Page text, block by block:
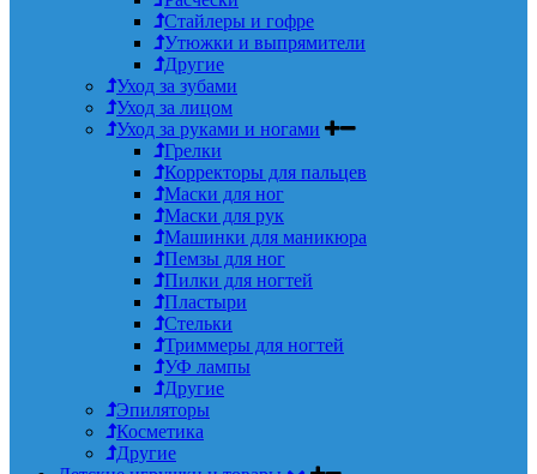
Стайлеры и гофре
Утюжки и выпрямители
Другие
Уход за зубами
Уход за лицом
Уход за руками и ногами
Грелки
Корректоры для пальцев
Маски для ног
Маски для рук
Машинки для маникюра
Пемзы для ног
Пилки для ногтей
Пластыри
Стельки
Триммеры для ногтей
УФ лампы
Другие
Эпиляторы
Косметика
Другие